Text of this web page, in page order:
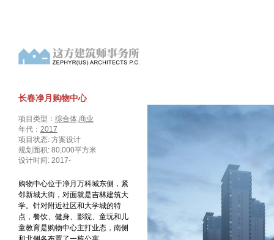
长春净月购物中心
项目类型： 综合体,商业
年代： 2017
项目状态: 方案设计
规划面积: 80,000平方米
设计时间: 2017-
购物中心位于净月万科城东侧，紧
邻新城大街，对面就是吉林建筑大
学。针对附近社区和大学城的特
点，餐饮、健身、影院、童玩和儿
童教育是购物中心主打业态，南侧